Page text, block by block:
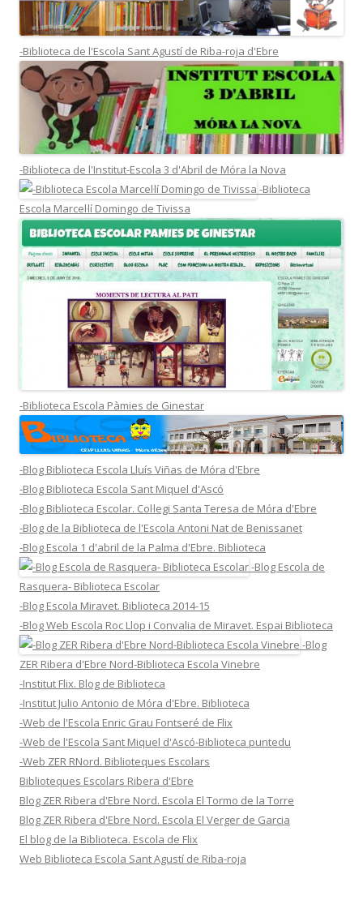
-Biblioteca de l'Escola Sant Agustí de Riba-roja d'Ebre
-Biblioteca de l'Institut-Escola 3 d'Abril de Móra la Nova
-Biblioteca
Escola Marcel·lí Domingo de Tivissa
-Biblioteca Escola Pàmies de Ginestar
-Blog Biblioteca Escola Lluís Viñas de Móra d'Ebre
-Blog Biblioteca Escola Sant Miquel d'Ascó
-Blog Biblioteca Escolar. Col·legi Santa Teresa de Móra d'Ebre
-Blog de la Biblioteca de l'Escola Antoni Nat de Benissanet
-Blog Escola 1 d'abril de la Palma d'Ebre. Biblioteca
-Blog Escola de
Rasquera- Biblioteca Escolar
-Blog Escola Miravet. Biblioteca 2014-15
-Blog Web Escola Roc Llop i Convalia de Miravet. Espai Biblioteca
-Blog
ZER Ribera d'Ebre Nord-Biblioteca Escola Vinebre
-Institut Flix. Blog de Biblioteca
-Institut Julio Antonio de Móra d'Ebre. Biblioteca
-Web de l'Escola Enric Grau Fontseré de Flix
-Web de l'Escola Sant Miquel d'Ascó-Biblioteca puntedu
-Web ZER RNord. Biblioteques Escolars
Biblioteques Escolars Ribera d'Ebre
Blog ZER Ribera d'Ebre Nord. Escola El Tormo de la Torre
Blog ZER Ribera d'Ebre Nord. Escola El Verger de Garcia
El blog de la Biblioteca. Escola de Flix
Web Biblioteca Escola Sant Agustí de Riba-roja